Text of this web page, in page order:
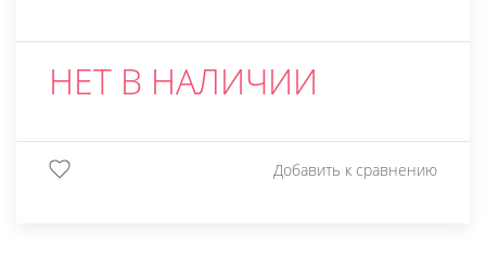
НЕТ В НАЛИЧИИ
Добавить к сравнению